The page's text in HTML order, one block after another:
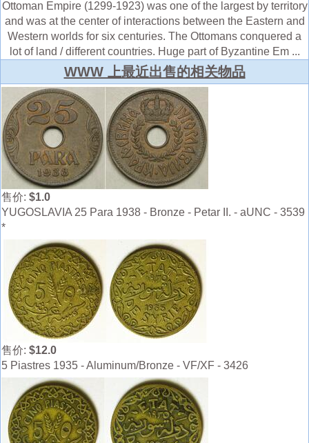
Ottoman Empire (1299-1923) was one of the largest by territory
and was at the center of interactions between the Eastern and
Western worlds for six centuries. The Ottomans conquered a
lot of land / different countries. Huge part of Byzantine Em ...
WWW 上最近出售的相关物品
售价: $1.0
YUGOSLAVIA 25 Para 1938 - Bronze - Petar II. - aUNC - 3539
*
售价: $12.0
5 Piastres 1935 - Aluminum/Bronze - VF/XF - 3426